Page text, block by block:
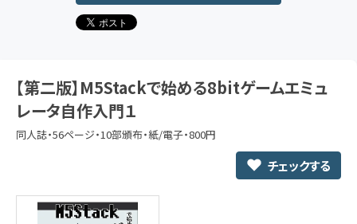
【第二版】M5Stackで始める8bitゲームエミュ
レータ自作入門１
同人誌・56ページ・10部頒布・紙/電子・800円
チェックする